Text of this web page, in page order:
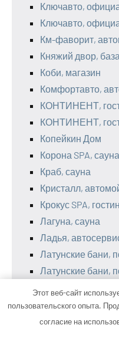
Ключавто,
Ключавто,
Км-фаворит,
Княжий двор,
Коби, магазин
Комфортавто,
КОНТИНЕНТ,
КОНТИНЕНТ,
Копейкин Дом
Корона SPA, сауна
Краб, сауна
Кристалл,
Крокус SPA,
Лагуна, сауна
Ладья,
Латунские бани,
Латунские бани,
Лдн-дизайн,
Легенда Байкала,
Этот веб-сайт
пользовательского опыта.
согласие на